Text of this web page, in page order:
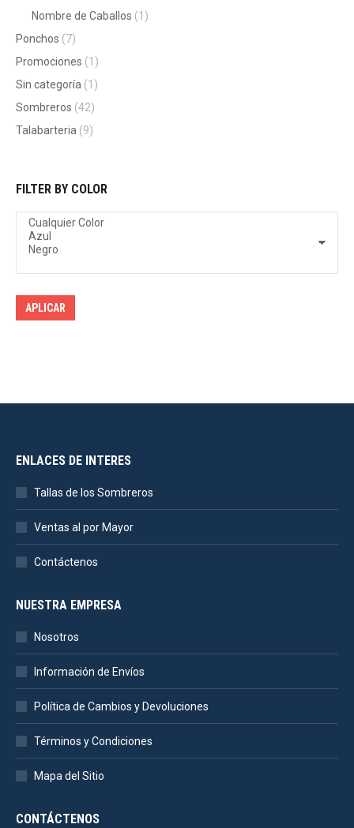
Nombre de Caballos (1)
Ponchos (7)
Promociones (1)
Sin categoría (1)
Sombreros (42)
Talabarteria (9)
FILTER BY COLOR
APLICAR
ENLACES DE INTERES
Tallas de los Sombreros
Ventas al por Mayor
Contáctenos
NUESTRA EMPRESA
Nosotros
Información de Envíos
Política de Cambios y Devoluciones
Términos y Condiciones
Mapa del Sitio
CONTÁCTENOS